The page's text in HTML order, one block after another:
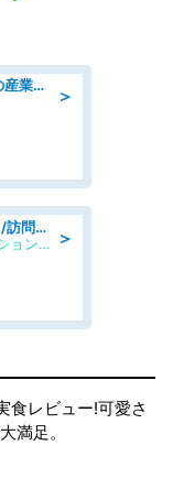
＞
「土日祝休み」グローバル企業での産業保健のお仕事/保健師/高時給/残業なし/服装自由/要資格:保健師
＞
介護職員/介護福祉士/残業ほぼなし/訪問介護の介護士/シフト相談可
株式会社こでまり/訪問介護ステーション こでまり
食レビュー!可愛さ
満足。